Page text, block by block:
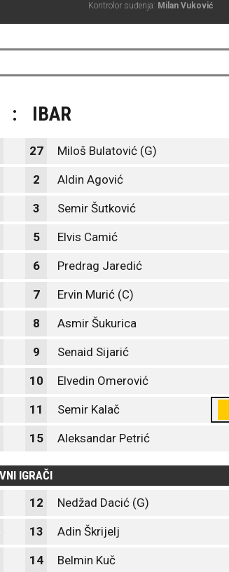
Kontrolor suđenja: Milan Vuković
: IBAR
27 Miloš Bulatović (G)
2 Aldin Agović
3 Semir Šutković
5 Elvis Camić
6 Predrag Jaredić
7 Ervin Murić (C)
8 Asmir Šukurica
9 Senaid Sijarić
10 Elvedin Omerović
11 Semir Kalač
15 Aleksandar Petrić
IGRAČI
12 Nedžad Dacić (G)
13 Adin Škrijelj
14 Belmin Kuč